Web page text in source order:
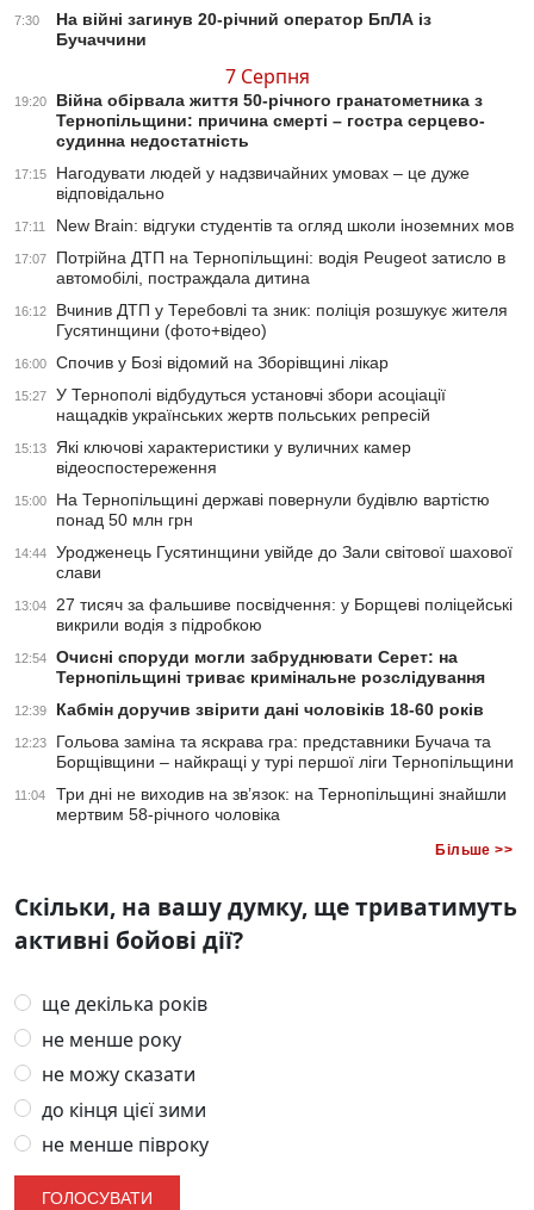
7:30
На війні загинув 20-річний оператор БпЛА із
Бучаччини
7 Серпня
19:20
Війна обірвала життя 50-річного гранатометника з
Тернопільщини: причина смерті – гостра серцево-
судинна недостатність
17:15
Нагодувати людей у надзвичайних умовах – це дуже
відповідально
17:11 New Brain: відгуки студентів та огляд школи іноземних мов
17:07
Потрійна ДТП на Тернопільщині: водія Peugeot затисло в
автомобілі, постраждала дитина
16:12
Вчинив ДТП у Теребовлі та зник: поліція розшукує жителя
Гусятинщини (фото+відео)
16:00 Спочив у Бозі відомий на Зборівщині лікар
15:27
У Тернополі відбудуться установчі збори асоціації
нащадків українських жертв польських репресій
15:13
Які ключові характеристики у вуличних камер
відеоспостереження
15:00
На Тернопільщині державі повернули будівлю вартістю
понад 50 млн грн
14:44
Уродженець Гусятинщини увійде до Зали світової шахової
слави
13:04
27 тисяч за фальшиве посвідчення: у Борщеві поліцейські
викрили водія з підробкою
12:54
Очисні споруди могли забруднювати Серет: на
Тернопільщині триває кримінальне розслідування
12:39 Кабмін доручив звірити дані чоловіків 18-60 років
12:23
Гольова заміна та яскрава гра: представники Бучача та
Борщівщини – найкращі у турі першої ліги Тернопільщини
11:04
Три дні не виходив на зв’язок: на Тернопільщині знайшли
мертвим 58-річного чоловіка
Більше >>
Скільки, на вашу думку, ще триватимуть
активні бойові дії?
ще декілька років
не менше року
не можу сказати
до кінця цієї зими
не менше півроку